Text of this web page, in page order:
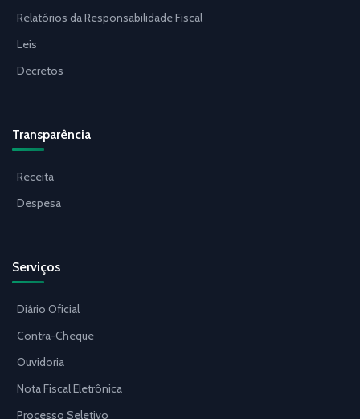
Relatórios da Responsabilidade Fiscal
Leis
Decretos
Transparência
Receita
Despesa
Serviços
Diário Oficial
Contra-Cheque
Ouvidoria
Nota Fiscal Eletrônica
Processo Seletivo